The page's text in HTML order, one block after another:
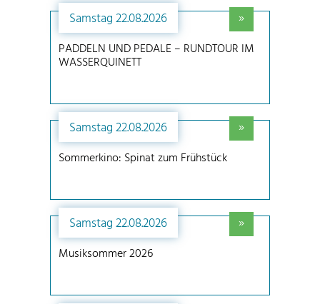
Samstag 22.08.2026
PADDELN UND PEDALE – RUNDTOUR IM
WASSERQUINETT
»
Samstag 22.08.2026
Sommerkino: Spinat zum Frühstück
»
Samstag 22.08.2026
Musiksommer 2026
»